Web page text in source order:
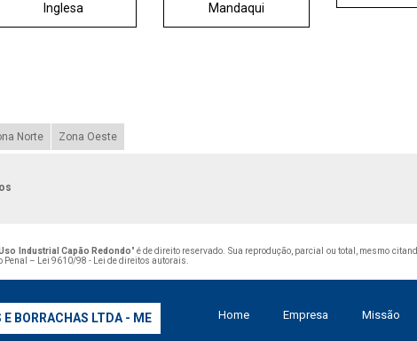
Inglesa
Mandaqui
Norte Zona Oeste
Industrial Capão Redondo" é de direito reservado. Sua reprodução, parcial ou total, mesmo
Penal –
Lei 9610/98 - Lei de direitos autorais
BORRACHAS LTDA - ME Home Empresa Missão